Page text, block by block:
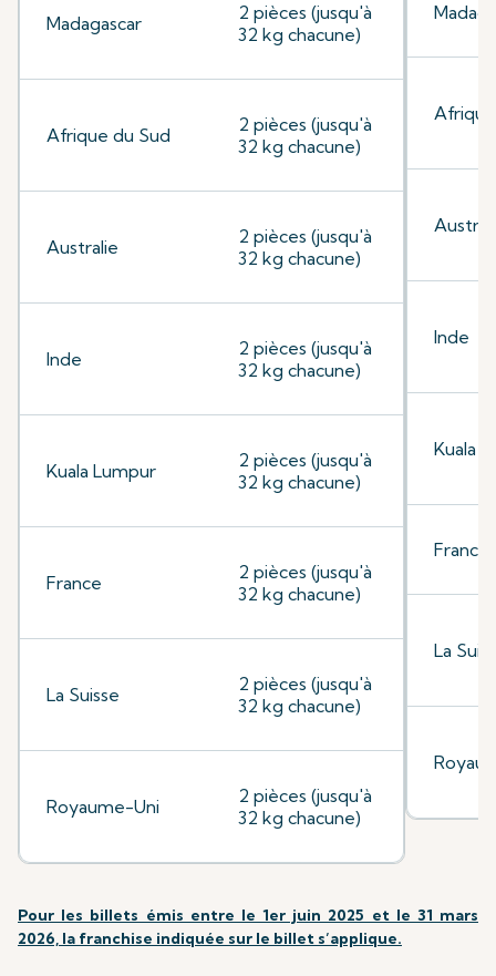
Madagascar
2 pièces (jusqu'à
32 kg chacune)
Afrique du Sud
2 pièces (jusqu'à
32 kg chacune)
Australie
2 pièces (jusqu'à
32 kg chacune)
Inde
2 pièces (jusqu'à
32 kg chacune)
Kuala Lumpur
2 pièces (jusqu'à
32 kg chacune)
France
2 pièces (jusqu'à
32 kg chacune)
La Suisse
2 pièces (jusqu'à
32 kg chacune)
Royaume-Uni
2 pièces (jusqu'à
32 kg chacune)
Inde
Kuala
France
La
Pour les billets émis entre le 1er juin 2025 et le 31 mars
2026, la franchise indiquée sur le billet s’applique.